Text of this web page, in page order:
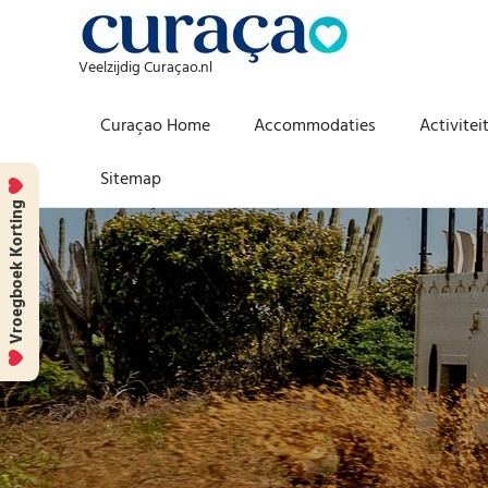
Skip
to
content
Veelzijdig Curaçao.nl
Curaçao Home Accommodaties
Sitemap
Vroegboek Korting